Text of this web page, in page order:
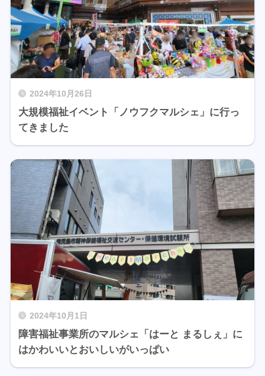
2024年10月26日
大規模福祉イベント「ノウフクマルシェ」に行っ
てきました
2024年10月1日
障害福祉事業所のマルシェ「はーと まるしぇ」に
はかわいいとおいしいがいっぱい